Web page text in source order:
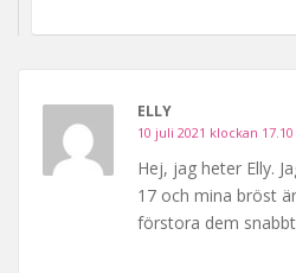
ELLY
10 juli 2021 klockan 17.10
Hej, jag heter Elly.
17 och mina bröst
förstora dem snabbt